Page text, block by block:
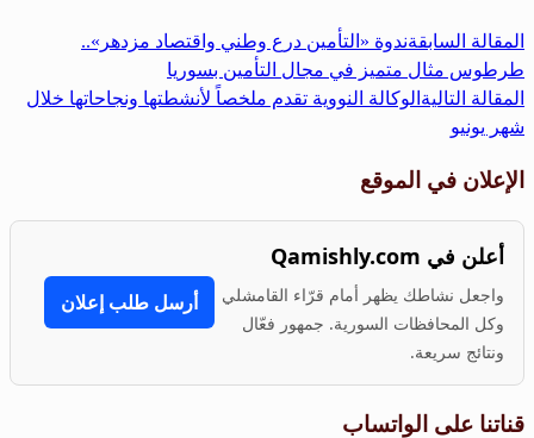
المقالة السابقةندوة «التأمين درع وطني واقتصاد مزدهر»..
طرطوس مثال متميز في مجال التأمين بسوريا
المقالة التالية الوكالة النووية تقدم ملخصاً لأنشطتها ونجاحاتها خلال
شهر يونيو
الإعلان في الموقع
أعلن في Qamishly.com
واجعل نشاطك يظهر أمام قرّاء القامشلي
وكل المحافظات السورية. جمهور فعّال
ونتائج سريعة.
أرسل طلب إعلان
قناتنا على الواتساب